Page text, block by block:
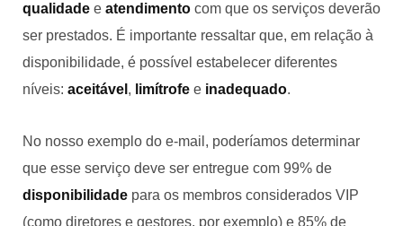
qualidade e atendimento com que os serviços deverão
ser prestados. É importante ressaltar que, em relação à
disponibilidade, é possível estabelecer diferentes
níveis: aceitável , limítrofe e inadequado.
No nosso exemplo do e-mail, poderíamos determinar
que esse serviço deve ser entregue com 99% de
disponibilidade para os membros considerados VIP
(como diretores e gestores, por exemplo) e 85% de